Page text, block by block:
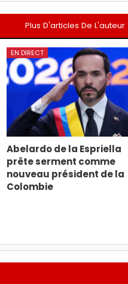
Plus D'articles De L'auteur
EN DIRECT
Abelardo de la Espriella
prête serment comme
nouveau président de la
Colombie